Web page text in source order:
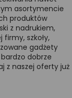
asortymencie
produktów
z nadrukiem,
szkoły,
gadżety
dobrze
z naszej oferty już